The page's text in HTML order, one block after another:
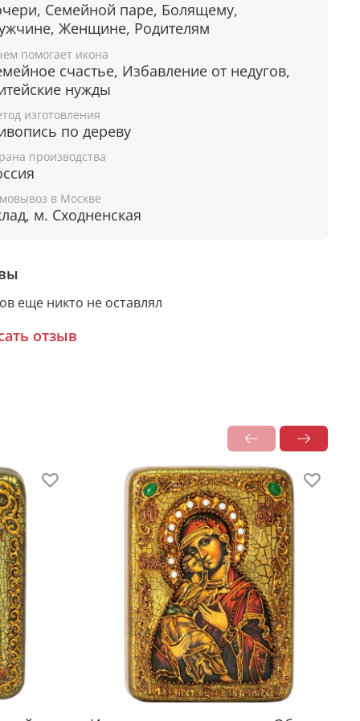
от совершения ошибок.
от вражды.
парам помогает избежать ссор и
силы в трудный период, укрепляет веру.
подлинности
живописному образу прикладывается
художника,
из которых она изготовлена,
икона размещается в красивой деревянной
и замочком.
удобно для особого подарка!
самых древних образов Богоматери. По
преданию, её написал евангелист Лука
стола, за которым трапезовало Святое
Согласно легенде, она попала в
Семейной паре, Болящему,
Женщине, Родителям
помогает икона
счастье, Избавление от недугов,
нужды
изготовления
по дереву
производства
в Москве
м. Сходненская
еще никто не оставлял
отзыв